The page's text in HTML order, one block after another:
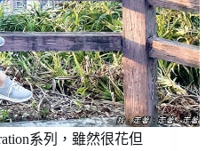
系列，雖然很花但